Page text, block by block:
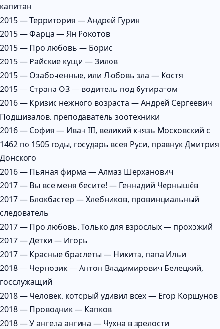
капитан
2015 — Территория — Андрей Гурин
2015 — Фарца — Ян Рокотов
2015 — Про любовь — Борис
2015 — Райские кущи — Зилов
2015 — Озабоченные, или Любовь зла — Костя
2015 — Страна ОЗ — водитель под бутиратом
2016 — Кризис нежного возраста — Андрей Сергеевич
Подшивалов, преподаватель зоотехники
2016 — София — Иван III, великий князь Московский с
1462 по 1505 годы, государь всея Руси, правнук Дмитрия
Донского
2016 — Пьяная фирма — Алмаз Шерханович
2017 — Вы все меня бесите! — Геннадий Чернышёв
2017 — Блокбастер — Хлебников, провинциальный
следователь
2017 — Про любовь. Только для взрослых — прохожий
2017 — Детки — Игорь
2017 — Красные браслеты — Никита, папа Ильи
2018 — Черновик — Антон Владимирович Белецкий,
госслужащий
2018 — Человек, который удивил всех — Егор Коршунов
2018 — Проводник — Капков
2018 — У ангела ангина — Чухна в зрелости